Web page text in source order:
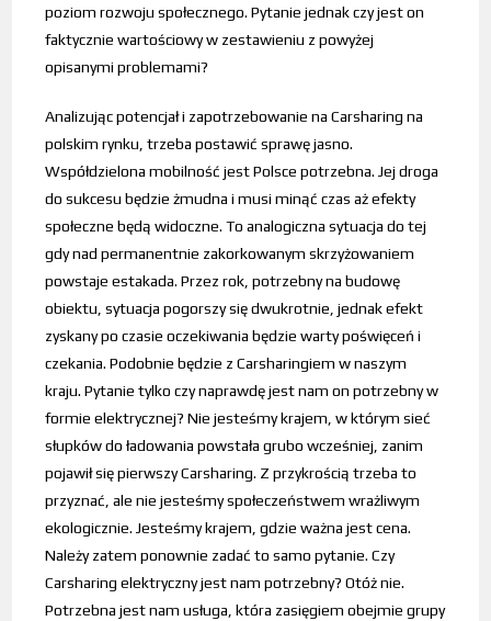
poziom rozwoju społecznego. Pytanie jednak czy jest on
faktycznie wartościowy w zestawieniu z powyżej
opisanymi problemami?
Analizując potencjał i zapotrzebowanie na Carsharing na
polskim rynku, trzeba postawić sprawę jasno.
Współdzielona mobilność jest Polsce potrzebna. Jej droga
do sukcesu będzie żmudna i musi minąć czas aż efekty
społeczne będą widoczne. To analogiczna sytuacja do tej
gdy nad permanentnie zakorkowanym skrzyżowaniem
powstaje estakada. Przez rok, potrzebny na budowę
obiektu, sytuacja pogorszy się dwukrotnie, jednak efekt
zyskany po czasie oczekiwania będzie warty poświęceń i
czekania. Podobnie będzie z Carsharingiem w naszym
kraju. Pytanie tylko czy naprawdę jest nam on potrzebny w
formie elektrycznej? Nie jesteśmy krajem, w którym sieć
słupków do ładowania powstała grubo wcześniej, zanim
pojawił się pierwszy Carsharing. Z przykrością trzeba to
przyznać, ale nie jesteśmy społeczeństwem wrażliwym
ekologicznie. Jesteśmy krajem, gdzie ważna jest cena.
Należy zatem ponownie zadać to samo pytanie. Czy
Carsharing elektryczny jest nam potrzebny? Otóż nie.
Potrzebna jest nam usługa, która zasięgiem obejmie grupy